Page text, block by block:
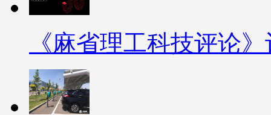
《麻省理工科技评论